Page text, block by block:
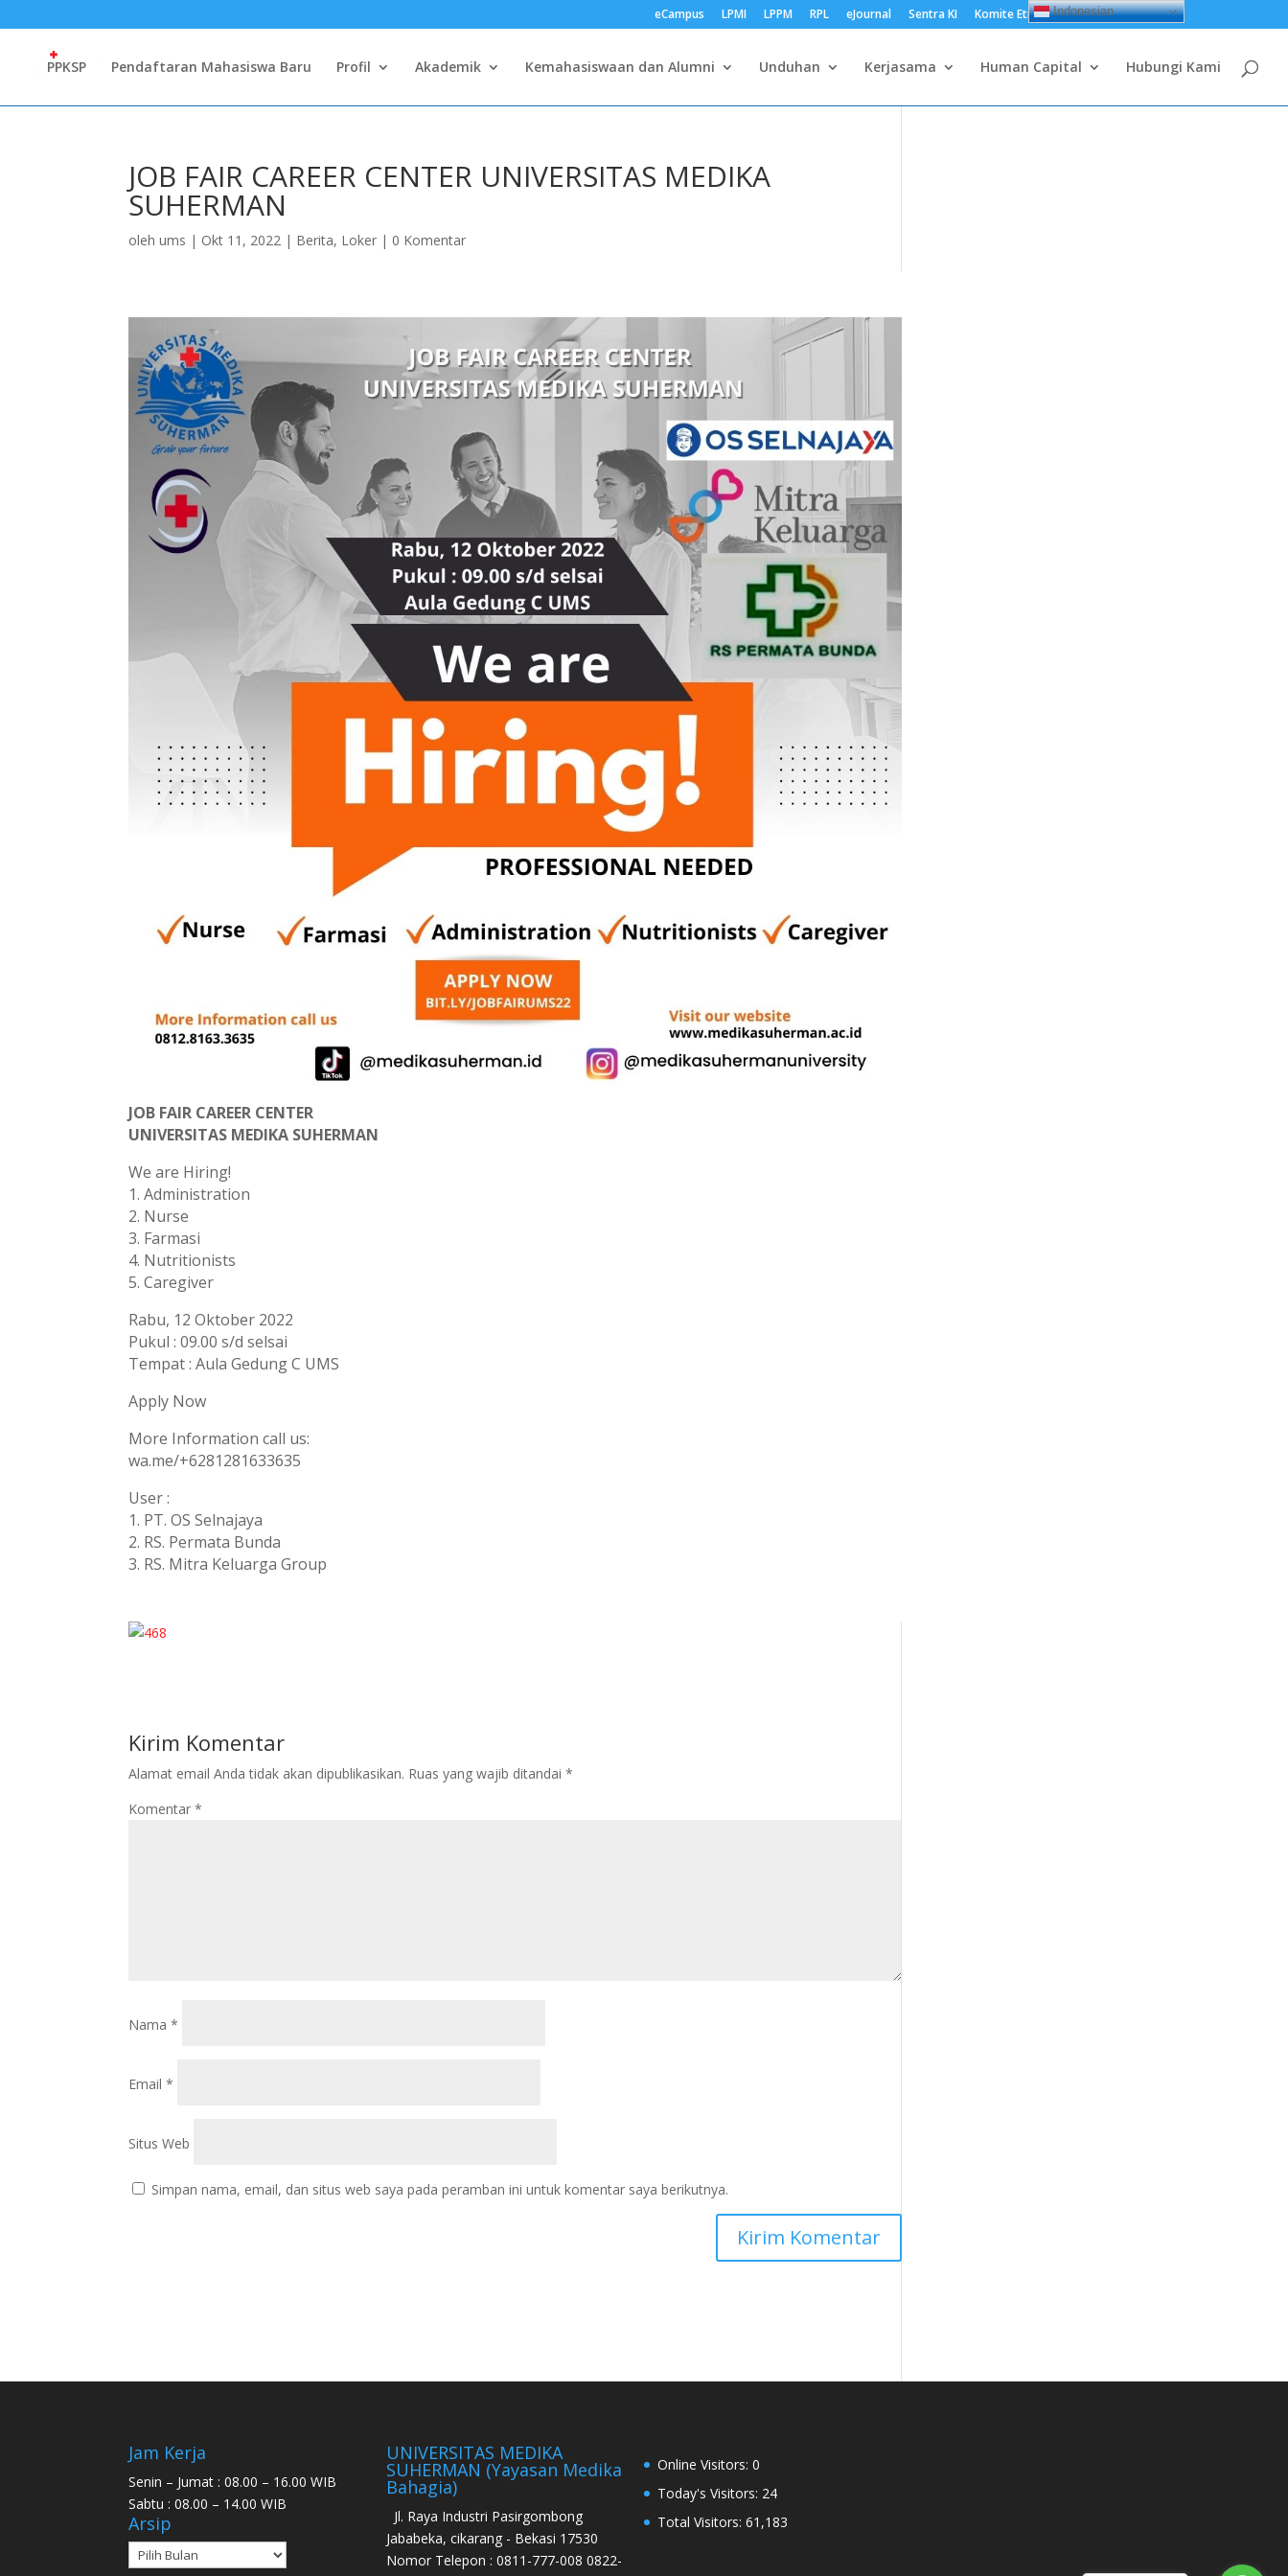
eCampus LPMI LPPM RPL eJournal Sentra KI Komite Etik Penelitian Accurate
PPKSP Pendaftaran Mahasiswa Baru Profil Akademik Kemahasiswaan dan Alumni Unduhan Kerjasama Human Capital Hubungi Kami
JOB FAIR CAREER CENTER UNIVERSITAS MEDIKA
SUHERMAN
olehums | Okt 11, 2022 | Berita, Loker | 0 Komentar
JOB FAIR CAREER CENTER
UNIVERSITAS MEDIKA SUHERMAN
We are Hiring!
1. Administration
2. Nurse
3. Farmasi
4. Nutritionists
5. Caregiver
Rabu, 12 Oktober 2022
Pukul : 09.00 s/d selsai
Tempat : Aula Gedung C UMS
Apply Now
More Information call us:
wa.me/+6281281633635
User :
1. PT. OS Selnajaya
2. RS. Permata Bunda
3. RS. Mitra Keluarga Group
Kirim Komentar
Alamat email Anda tidak akan dipublikasikan. Ruas yang wajib ditandai*
Komentar*
Nama*
Email*
Situs Web
Simpan nama, email, dan situs web saya pada peramban ini untuk komentar saya berikutnya.
Jam Kerja
Senin – Jumat : 08.00 – 16.00 WIB
Sabtu : 08.00 – 14.00 WIB
Arsip
UNIVERSITAS MEDIKA
SUHERMAN (Yayasan Medika
Bahagia)
Jl. Raya Industri Pasirgombong
Jababeka, cikarang - Bekasi 17530
Nomor Telepon : 0811-777-008 0822-
Online Visitors: 0
Today's Visitors: 24
Total Visitors: 61,183
Indonesian